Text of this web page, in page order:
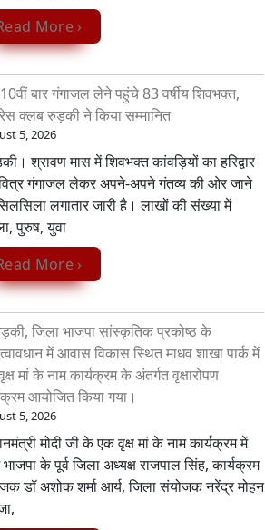
More ›
बार गंगाजल लेने पहुंचे 83 वर्षीय शिवभक्त,
क्लब रुड़की ने किया सम्मानित
5, 2026
श्रावण मास में शिवभक्त कांवड़ियों का हरिद्वार
गंगाजल लेकर अपने-अपने गंतव्य की ओर जाने
लगातार जारी है। लाखों की संख्या में
पुरुष, युवा
More ›
जिला भाजपा सांस्कृतिक प्रकोष्ठ के
में आवास विकास स्थित माधव शाखा पार्क में
मां के नाम कार्यक्रम के अंतर्गत वृक्षारोपण
आयोजित किया गया।
5, 2026
मोदी जी के एक वृक्ष मां के नाम कार्यक्रम में
के पूर्व जिला अध्यक्ष राजपाल सिंह, कार्यक्रम
डॉ अशोक शर्मा आर्य, जिला संयोजक नरेंद्र मोहन